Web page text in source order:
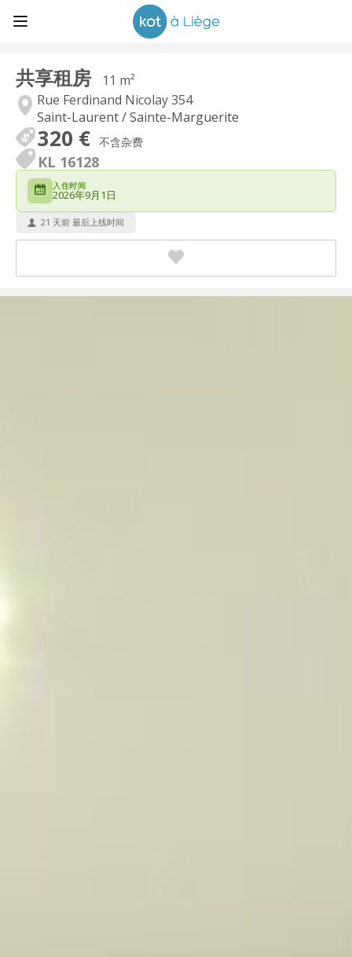
共享租房
11 m²
Rue Ferdinand Nicolay 354
Saint-Laurent / Sainte-Marguerite
320 € 不含杂费
KL 16128
入住时间
2026年9月1日
21 天前 最后上线时间